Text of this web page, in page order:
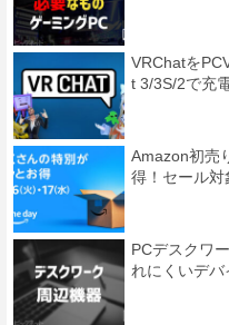
VRChatを
t 3/3S/2で充
Amazon初売
得！セール対
PCデスクワ
れにくいデバ